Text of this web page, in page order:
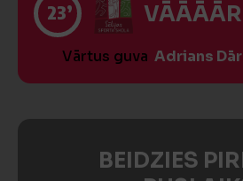
23’
Vārtus guva Adrians
BEIDZIES